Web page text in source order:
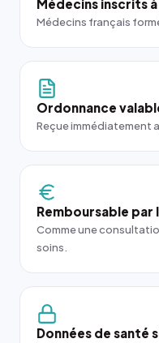
Médecins inscrits
Médecins français
Ordonnance
Reçue immédiatement
Remboursable par
Comme une
soins.
Données de santé